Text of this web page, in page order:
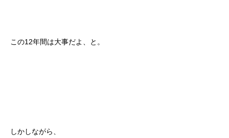
この12年間は大事だよ、と。
しかしながら、